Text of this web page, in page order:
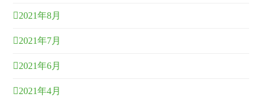
2021年8月
2021年7月
2021年6月
2021年4月